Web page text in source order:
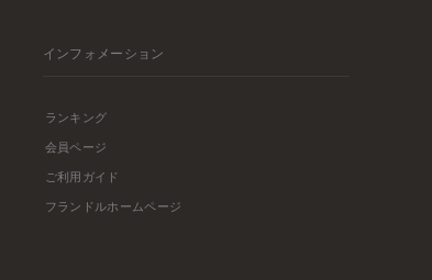
インフォメーション
ランキング
会員ページ
ご利用ガイド
フランドルホームページ